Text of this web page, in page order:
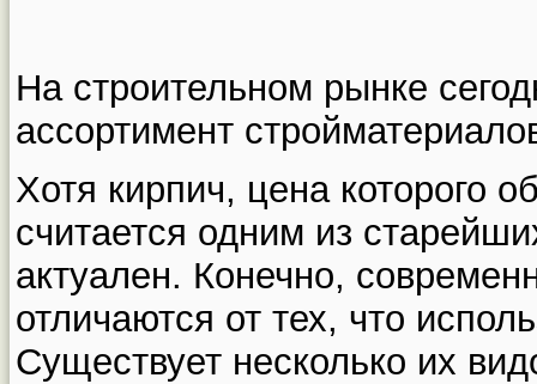
На строительном рынке
ассортимент
Хотя кирпич, цена которого
считается одним из
актуален. Конечно,
отличаются от тех, что
Существует несколько их